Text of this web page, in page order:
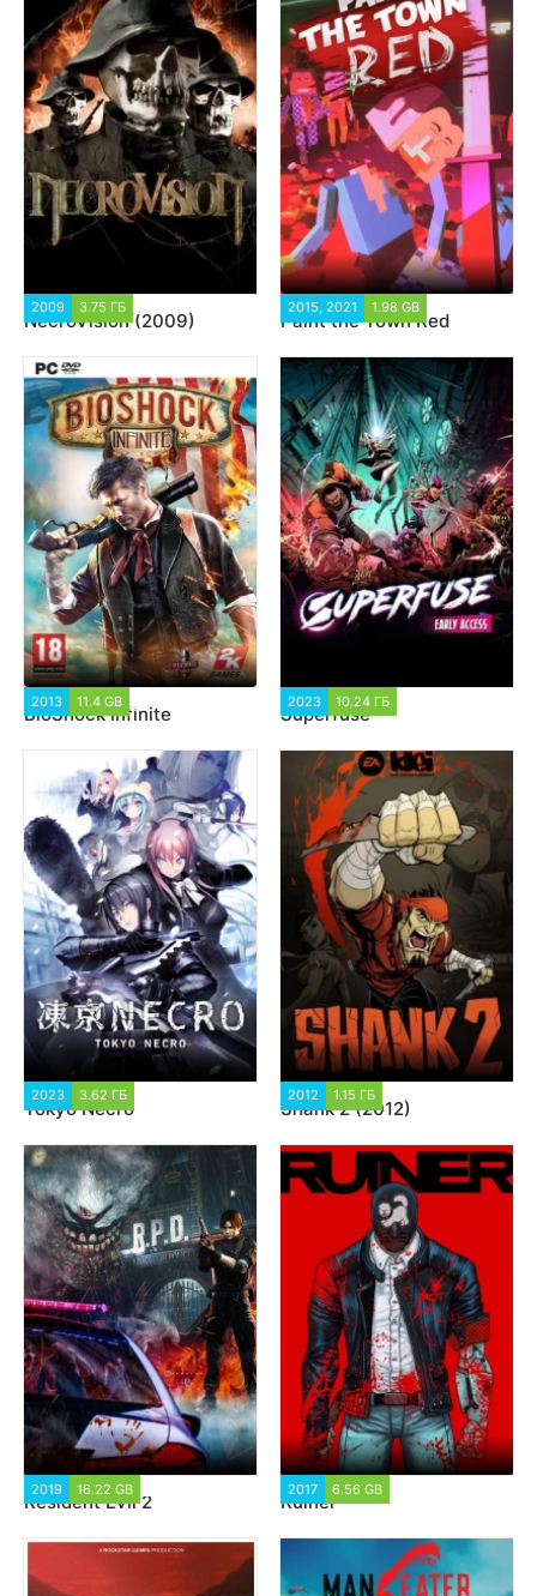
2009 3.75 ГБ
NecroVision (2009)
2015, 2021 1.98 GB
Paint the Town Red
2013 11.4 GB
BioShock Infinite
2023 10.24 ГБ
Superfuse
2023 3.62 ГБ
Tokyo Necro
2012 1.15 ГБ
Shank 2 (2012)
2019 16.22 GB
Resident Evil 2
2017 6.56 GB
Ruiner